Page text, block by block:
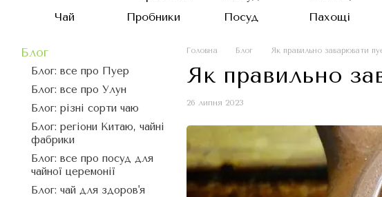
Чай Пробники Посуд Пахощі
Головна Блог Як правильно заварювати
Як правильно
26 липня 2023
Блог
Блог: все про Пуер
Блог: все про Улун
Блог: різні сорти чаю
Блог: регіони Китаю, чайні
фабрики
Блог: все про посуд для
чайної церемонії
Блог: чай для здоров'я